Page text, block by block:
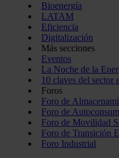
Bioenergía
LATAM
Eficiencia
Digitalización
Más secciones
Eventos
La Noche de la
10 claves del sector
Foros
Foro de
Foro de
Foro de Movilidad
Foro de Transición
Foro Industrial